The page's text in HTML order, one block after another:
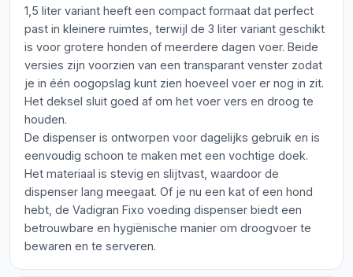
1,5 liter variant heeft een compact formaat dat perfect
past in kleinere ruimtes, terwijl de 3 liter variant geschikt
is voor grotere honden of meerdere dagen voer. Beide
versies zijn voorzien van een transparant venster zodat
je in één oogopslag kunt zien hoeveel voer er nog in zit.
Het deksel sluit goed af om het voer vers en droog te
houden.
De dispenser is ontworpen voor dagelijks gebruik en is
eenvoudig schoon te maken met een vochtige doek.
Het materiaal is stevig en slijtvast, waardoor de
dispenser lang meegaat. Of je nu een kat of een hond
hebt, de Vadigran Fixo voeding dispenser biedt een
betrouwbare en hygiënische manier om droogvoer te
bewaren en te serveren.